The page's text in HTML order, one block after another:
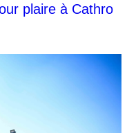
plaire à Cathro